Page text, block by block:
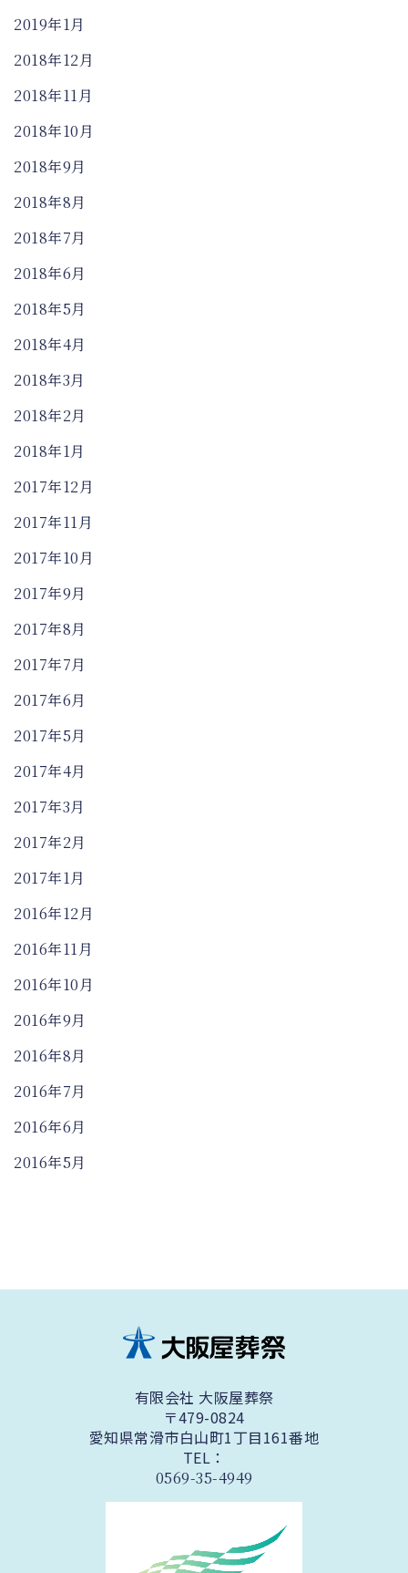
2019年1月
2018年12月
2018年11月
2018年10月
2018年9月
2018年8月
2018年7月
2018年6月
2018年5月
2018年4月
2018年3月
2018年2月
2018年1月
2017年12月
2017年11月
2017年10月
2017年9月
2017年8月
2017年7月
2017年6月
2017年5月
2017年4月
2017年3月
2017年2月
2017年1月
2016年12月
2016年11月
2016年10月
2016年9月
2016年8月
2016年7月
2016年6月
2016年5月
有限会社 大阪屋葬祭
〒479-0824
愛知県常滑市白山町1丁目161番地
TEL：
0569-35-4949